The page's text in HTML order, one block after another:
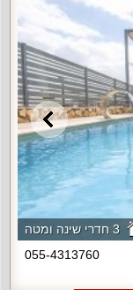
3 חדרי שינה ומטה
055-4313760